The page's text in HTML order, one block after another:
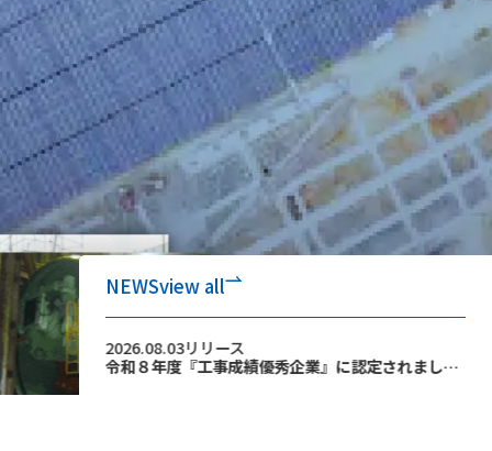
NEWSview all
2026.07.31リリース
「建設技能者を大切にする企業の自主宣言」についてを掲載しました